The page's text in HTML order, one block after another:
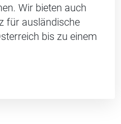
Wir bieten auch
für ausländische
bis zu einem